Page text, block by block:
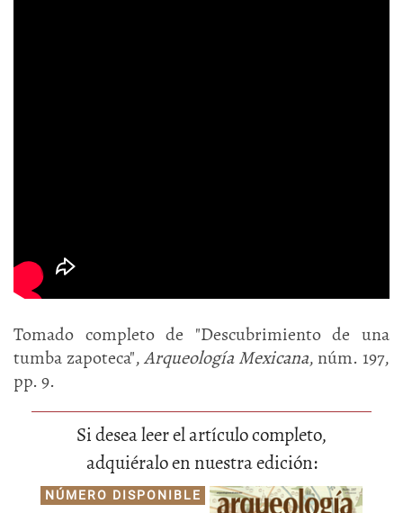
Tomado completo de "Descubrimiento de una
tumba zapoteca",Arqueología Mexicana, núm. 197,
pp. 9.
Si desea leer el artículo completo,
adquiéralo en nuestra edición:
NÚMERO DISPONIBLE